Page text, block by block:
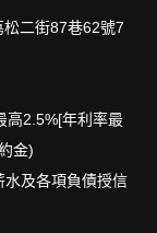
二街87巷62號7
高2.5%[年利率最
金)
及各項負債授信